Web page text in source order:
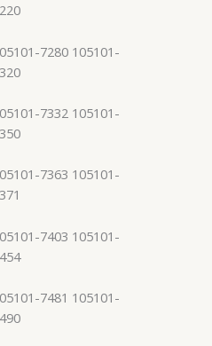
7280 105101-
7332 105101-
7363 105101-
7403 105101-
7481 105101-